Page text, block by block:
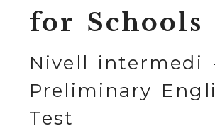
for Schools
Nivell intermedi
Preliminary
Test